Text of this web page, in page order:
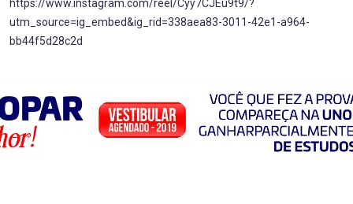
https://www.instagram.com/reel/Cyy7CJEu9t9/?
utm_source=ig_embed&ig_rid=338aea83-3011-42e1-a964-
bb44f5d28c2d